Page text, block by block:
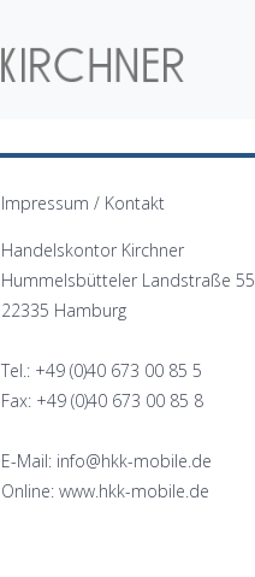
Impressum / Kontakt
Handelskontor Kirchner
Hummelsbütteler Landstraße 55
22335 Hamburg
Tel.: +49 (0)40 673 00 85 5
Fax: +49 (0)40 673 00 85 8
E-Mail: info@hkk-mobile.de
Online: www.hkk-mobile.de